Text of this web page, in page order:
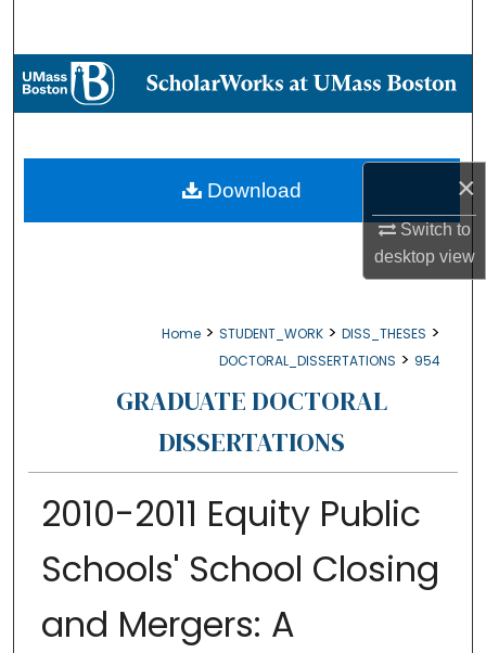
×
Switch to
desktopview
Browse Collections
About
Digital Commons Network™
Home > STUDENT_WORK > DISS_THESES >
DOCTORAL_DISSERTATIONS > 954
GRADUATE DOCTORAL
DISSERTATIONS
2010-2011 Equity Public
Schools' School Closing
and Mergers: A
Download